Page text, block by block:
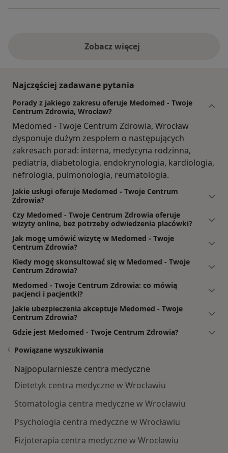
Zobacz więcej
Najczęściej zadawane pytania
Porady z jakiego zakresu oferuje Medomed - Twoje
Centrum Zdrowia, Wrocław?
Medomed - Twoje Centrum Zdrowia, Wrocław
dysponuje dużym zespołem o następujących
zakresach porad: interna, medycyna rodzinna,
pediatria, diabetologia, endokrynologia, kardiologia,
nefrologia, pulmonologia, reumatologia.
Jakie usługi oferuje Medomed - Twoje Centrum
Zdrowia?
Czy Medomed - Twoje Centrum Zdrowia oferuje
wizyty online, bez potrzeby odwiedzenia placówki?
Jak mogę umówić wizytę w Medomed - Twoje
Centrum Zdrowia?
Kiedy mogę skonsultować się w Medomed - Twoje
Centrum Zdrowia?
Medomed - Twoje Centrum Zdrowia: co mówią
pacjenci i pacjentki?
Jakie ubezpieczenia akceptuje Medomed - Twoje
Centrum Zdrowia?
Gdzie jest Medomed - Twoje Centrum Zdrowia?
Powiązane wyszukiwania
Najpopularniesze centra medyczne
Dietetyk centra medyczne w Wrocławiu
Stomatologia centra medyczne w Wrocławiu
Psychologia centra medyczne w Wrocławiu
Fizjoterapia centra medyczne w Wrocławiu